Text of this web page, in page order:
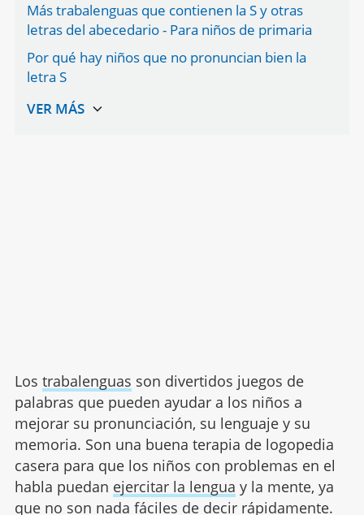
Más trabalenguas que contienen la S y otras
letras del abecedario - Para niños de primaria
Por qué hay niños que no pronuncian bien la
letra S
Los trabalenguas son divertidos juegos de
palabras que pueden ayudar a los niños a
mejorar su pronunciación, su lenguaje y su
memoria. Son una buena terapia de logopedia
casera para que los niños con problemas en el
habla puedan ejercitar la lengua y la mente, ya
que no son nada fáciles de decir rápidamente.